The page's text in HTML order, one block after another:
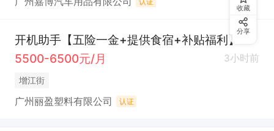
开机助手【五险一金+提供食宿+补贴福利】
5500-6500元/月
3小时前
增江街
广州丽盈塑料有限公司 认证
收藏
分享